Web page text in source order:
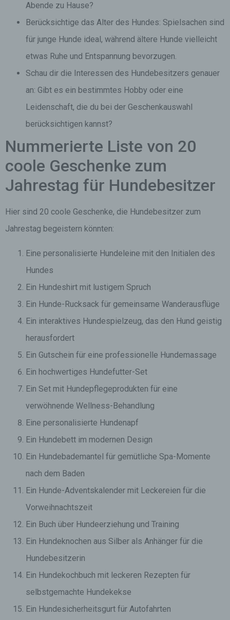
Abende zu Hause?
Berücksichtige das Alter des Hundes: Spielsachen sind
für junge Hunde ideal, während ältere Hunde vielleicht
etwas Ruhe und Entspannung bevorzugen.
Schau dir die Interessen des Hundebesitzers genauer
an: Gibt es ein bestimmtes Hobby oder eine
Leidenschaft, die du bei der Geschenkauswahl
berücksichtigen kannst?
Nummerierte Liste von 20
coole Geschenke zum
Jahrestag für Hundebesitzer
Hier sind 20 coole Geschenke, die Hundebesitzer zum
Jahrestag begeistern könnten:
Eine personalisierte Hundeleine mit den Initialen des
Hundes
Ein Hundeshirt mit lustigem Spruch
Ein Hunde-Rucksack für gemeinsame Wanderausflüge
Ein interaktives Hundespielzeug, das den Hund geistig
herausfordert
Ein Gutschein für eine professionelle Hundemassage
Ein hochwertiges Hundefutter-Set
Ein Set mit Hundepflegeprodukten für eine
verwöhnende Wellness-Behandlung
Eine personalisierte Hundenapf
Ein Hundebett im modernen Design
Ein Hundebademantel für gemütliche Spa-Momente
nach dem Baden
Ein Hunde-Adventskalender mit Leckereien für die
Vorweihnachtszeit
Ein Buch über Hundeerziehung und Training
Ein Hundeknochen aus Silber als Anhänger für die
Hundebesitzerin
Ein Hundekochbuch mit leckeren Rezepten für
selbstgemachte Hundekekse
Ein Hundesicherheitsgurt für Autofahrten